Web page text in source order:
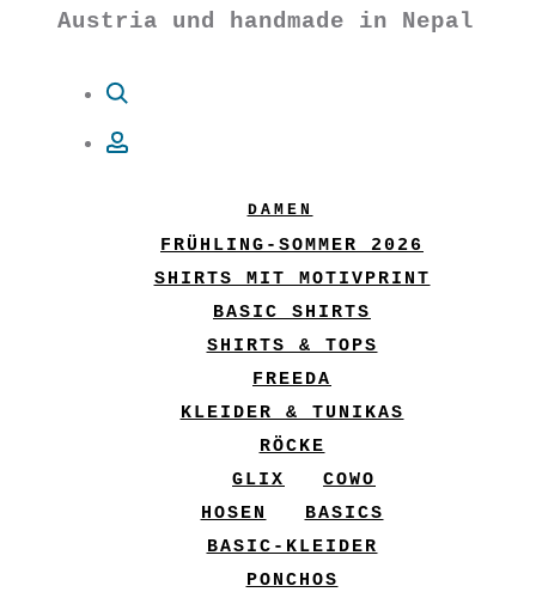
Austria und handmade in Nepal
DAMEN
FRÜHLING-SOMMER 2026
SHIRTS MIT MOTIVPRINT
BASIC SHIRTS
SHIRTS & TOPS
FREEDA
KLEIDER & TUNIKAS
RÖCKE
GLIX
COWO
HOSEN
BASICS
BASIC-KLEIDER
PONCHOS